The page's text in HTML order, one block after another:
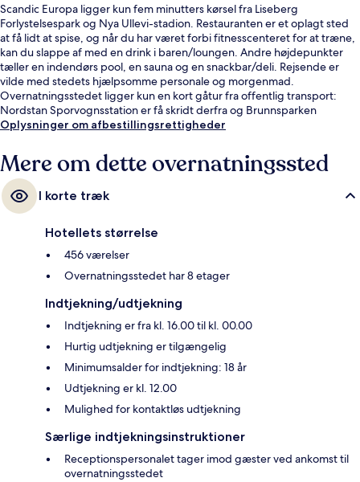
Scandic Europa ligger kun fem minutters kørsel fra Liseberg
Forlystelsespark og Nya Ullevi-stadion. Restauranten er et oplagt sted
at få lidt at spise, og når du har været forbi fitnesscenteret for at træne,
kan du slappe af med en drink i baren/loungen. Andre højdepunkter
tæller en indendørs pool, en sauna og en snackbar/deli. Rejsende er
vilde med stedets hjælpsomme personale og morgenmad.
Overnatningsstedet ligger kun en kort gåtur fra offentlig transport:
Nordstan Sporvognsstation er få skridt derfra og Brunnsparken
Sporvognsstation ligger 3 minutter væk.
Oplysninger om afbestillingsrettigheder
Mere om dette overnatningssted
I korte træk
Hotellets størrelse
456 værelser
Overnatningsstedet har 8 etager
Indtjekning/udtjekning
Indtjekning er fra kl. 16.00 til kl. 00.00
Hurtig udtjekning er tilgængelig
Minimumsalder for indtjekning: 18 år
Udtjekning er kl. 12.00
Mulighed for kontaktløs udtjekning
Særlige indtjekningsinstruktioner
Receptionspersonalet tager imod gæster ved ankomst til
overnatningsstedet